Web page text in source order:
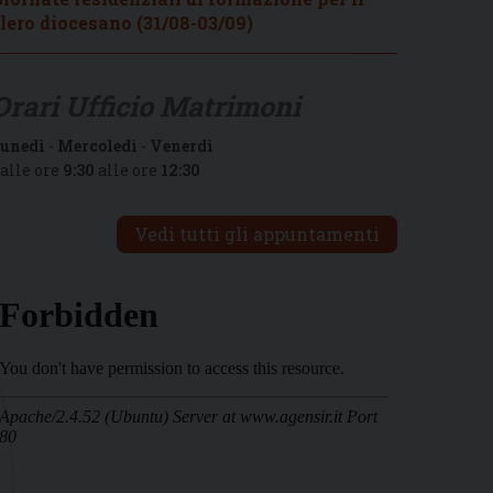
diocesano (31/08-03/09)
- Mercoledì - Venerdì
ore 9:30 alle ore 12:30
Vedi tutti gli appuntamenti